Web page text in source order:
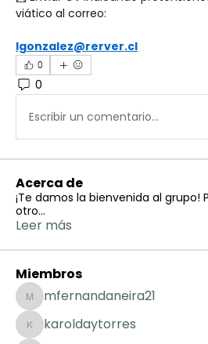
viático al correo:
lgonzalez@rerver.cl
0
0
Escribir un comentario...
Acerca de
¡Te damos la bienvenida al
otro...
Leer más
Miembros
mfernandaneira21
mfernandaneira21
karoldaytorres
karoldaytorres